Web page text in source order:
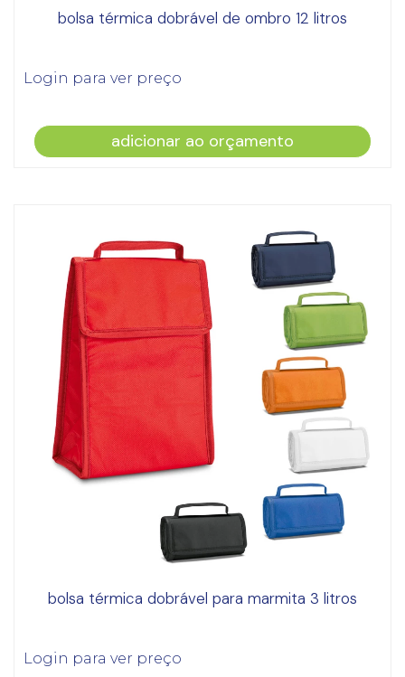
bolsa térmica dobrável de ombro 12 litros
Login para ver preço
adicionar ao orçamento
bolsa térmica dobrável para marmita 3 litros
Login para ver preço